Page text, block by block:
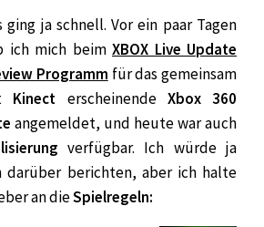
ging ja schnell. Vor ein paar Tagen
ich mich beim XBOX Live Update
Programm für das gemeinsam
Kinect erscheinende Xbox 360
angemeldet, und heute war auch
verfügbar. Ich würde ja
darüber berichten, aber ich halte
an dieSpielregeln: